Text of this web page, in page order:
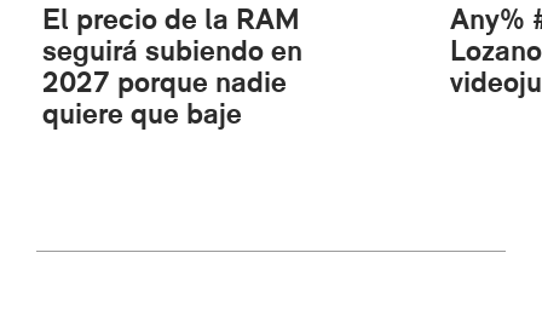
El precio de la RAM
seguirá subiendo en
2027 porque nadie
quiere que baje
Any%